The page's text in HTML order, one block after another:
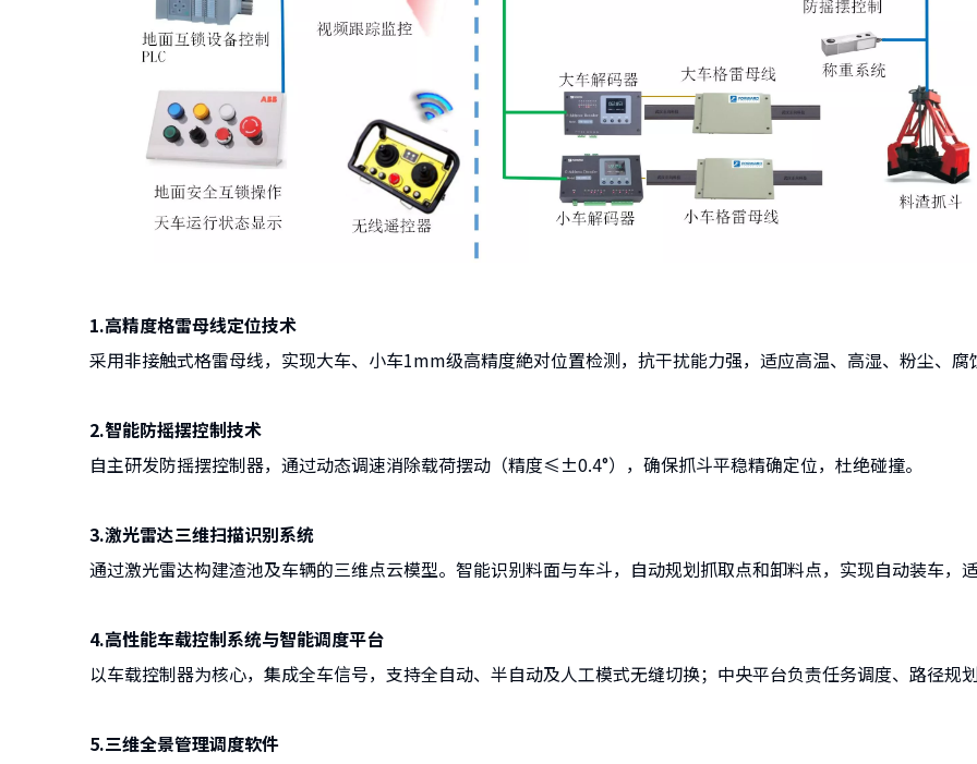
1.高精度格雷母线定位技术
采用非接触式格雷母线，实现大车、小车1mm级高精度絶对位置检测，抗干扰能力强，适应高温、高湿、粉尘、腐
2.智能防摇摆控制技术
自主研发防摇摆控制器，通过动态调速消除载荷摆动（精度≤±0.4°），确保抓斗平稳精确定位，杜绝碰撞。
3.激光雷达三维扫描识别系统
通过激光雷达构建渣池及车辆的三维点云模型。智能识别料面与车斗，自动规划抓取点和卸料点，实现自动装车，适
4.高性能车载控制系统与智能调度平台
以车载控制器为核心，集成全车信号，支持全自动、半自动及人工模式无缝切换；中央平台负责任务调度、路径规划
5.三维全景管理调度软件